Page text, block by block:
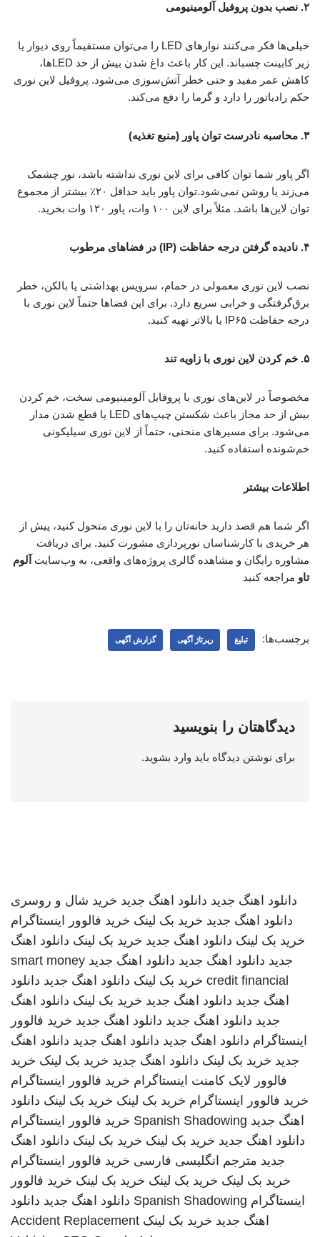
۲. نصب بدون پروفیل آلومینیومی
خیلی‌ها فکر می‌کنند نوارهای LED را می‌توان مستقیماً روی دیوار یا
زیر کابینت چسباند. این کار باعث داغ شدن بیش از حد LEDها،
کاهش عمر مفید و حتی خطر آتش‌سوزی می‌شود. پروفیل لاین نوری
حکم رادیاتور را دارد و گرما را دفع می‌کند.
۳. محاسبه نادرست توان پاور (منبع تغذیه)
اگر پاور شما توان کافی برای لاین نوری نداشته باشد، نور چشمک
می‌زند یا روشن نمی‌شود.توان پاور باید حداقل ۲۰٪ بیشتر از مجموع
توان لاین‌ها باشد. مثلاً برای لاین ۱۰۰ وات، پاور ۱۲۰ وات بخرید.
۴. نادیده گرفتن درجه حفاظت (IP) در فضاهای مرطوب
نصب لاین نوری معمولی در حمام، سرویس بهداشتی یا بالکن، خطر
برق‌گرفتگی و خرابی سریع دارد. برای این فضاها حتماً لاین نوری با
درجه حفاظت IP۶۵ یا بالاتر تهیه کنید.
۵. خم کردن لاین نوری با زاویه تند
مخصوصاً در لاین‌های نوری با پروفایل آلومینیومی سخت، خم کردن
بیش از حد مجاز باعث شکستن چیپ‌های LED یا قطع شدن مدار
می‌شود. برای مسیرهای منحنی، حتماً از لاین نوری سیلیکونی
خم‌شونده استفاده کنید.
اطلاعات بیشتر
اگر شما هم قصد دارید خانه‌تان را با لاین نوری متحول کنید، پیش از
هر خریدی با کارشناسان نورپردازی مشورت کنید. برای دریافت
مشاوره رایگان و مشاهده گالری پروژه‌های واقعی، به وب‌سایت آلوم
تاو مراجعه کنید
برچسب‌ها: تبلیغ رپرتاژ آگهی گزارش آگهی
دیدگاهتان را بنویسید
برای نوشتن دیدگاه باید وارد بشوید.
دانلود اهنگ جدید دانلود اهنگ جدید خرید شال و روسری
دانلود اهنگ جدید خرید بک لینک خرید فالوور اینستاگرام
خرید بک لینک دانلود اهنگ جدید خرید بک لینک دانلود اهنگ
جدید دانلود اهنگ جدید دانلود اهنگ جدید smart money
credit financial خرید بک لینک دانلود اهنگ جدید دانلود
اهنگ جدید دانلود اهنگ جدید خرید بک لینک دانلود اهنگ
جدید دانلود اهنگ جدید دانلود اهنگ جدید خرید فالوور
اینستاگرام دانلود اهنگ جدید دانلود اهنگ جدید دانلود اهنگ
جدید خرید بک لینک دانلود اهنگ جدید خرید بک لینک خرید
فالوور لایک کامنت اینستاگرام خرید فالوور اینستاگرام
خرید فالوور اینستاگرام خرید بک لینک خرید بک لینک دانلود
اهنگ جدید Spanish Shadowing خرید فالوور اینستاگرام
دانلود اهنگ جدید خرید بک لینک خرید بک لینک دانلود اهنگ
جدید مترجم انگلیسی فارسی خرید فالوور اینستاگرام
خرید بک لینک خرید بک لینک خرید بک لینک خرید فالوور
اینستاگرام Spanish Shadowing دانلود اهنگ جدید دانلود
اهنگ جدید خرید بک لینک Accident Replacement